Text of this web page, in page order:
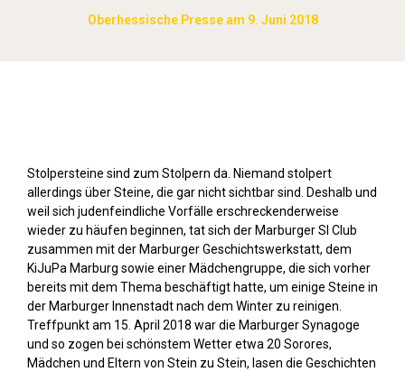
Oberhessische Presse am 9. Juni 2018
Stolpersteine sind zum Stolpern da. Niemand stolpert
allerdings über Steine, die gar nicht sichtbar sind. Deshalb und
weil sich judenfeindliche Vorfälle erschreckenderweise
wieder zu häufen beginnen, tat sich der Marburger SI Club
zusammen mit der Marburger Geschichtswerkstatt, dem
KiJuPa Marburg sowie einer Mädchengruppe, die sich vorher
bereits mit dem Thema beschäftigt hatte, um einige Steine in
der Marburger Innenstadt nach dem Winter zu reinigen.
Treffpunkt am 15. April 2018 war die Marburger Synagoge
und so zogen bei schönstem Wetter etwa 20 Sorores,
Mädchen und Eltern von Stein zu Stein, lasen die Geschichten